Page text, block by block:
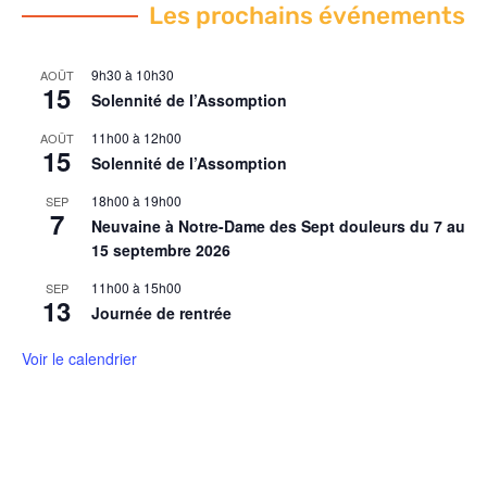
Les prochains événements
AOÛT
15
9h30 à 10h30
Solennité de l’Assomption
AOÛT
15
11h00 à 12h00
Solennité de l’Assomption
SEP
7
18h00 à 19h00
Neuvaine à Notre-Dame des Sept douleurs du 7 au
15 septembre 2026
SEP
13
11h00 à 15h00
Journée de rentrée
Voir le calendrier